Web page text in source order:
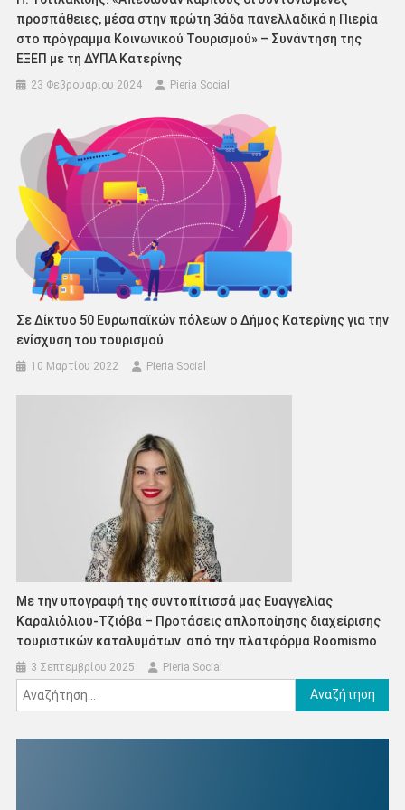
προσπάθειες, μέσα στην πρώτη 3άδα πανελλαδικά η Πιερία
στο πρόγραμμα Κοινωνικού Τουρισμού» – Συνάντηση της
ΕΞΕΠ με τη ΔΥΠΑ Κατερίνης
23 Φεβρουαρίου 2024 Pieria Social
Σε Δίκτυο 50 Ευρωπαϊκών πόλεων ο Δήμος Κατερίνης για την
ενίσχυση του τουρισμού
10 Μαρτίου 2022 Pieria Social
Με την υπογραφή της συντοπίτισσά μας Ευαγγελίας
Καραλιόλιου-Τζιόβα – Προτάσεις απλοποίησης διαχείρισης
τουριστικών καταλυμάτων από την πλατφόρμα Roomismo
3 Σεπτεμβρίου 2025 Pieria Social
Αναζήτηση
για: